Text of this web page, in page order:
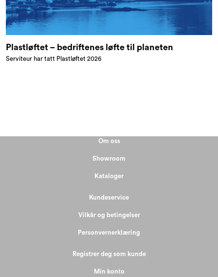
Plastløftet – bedriftenes løfte til planeten
Serviteur har tatt Plastløftet 2026
Om oss
Showroom
Kataloger
Kundeservice
Vilkår og betingelser
Personvernerklæring
Registrer deg som kunde
Min konto